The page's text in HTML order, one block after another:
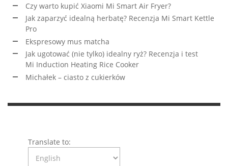
Czy warto kupić Xiaomi Mi Smart Air Fryer?
Jak zaparzyć idealną herbatę? Recenzja Mi Smart Kettle
Pro
Ekspresowy mus matcha
Jak ugotować (nie tylko) idealny ryż? Recenzja i test
Mi Induction Heating Rice Cooker
Michałek – ciasto z cukierków
Translate to: